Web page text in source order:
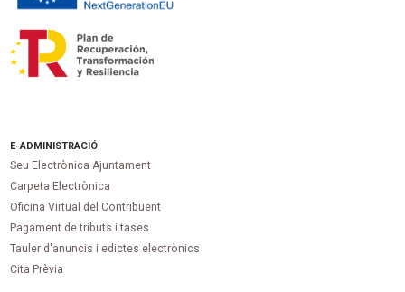
E-ADMINISTRACIÓ
Seu Electrònica Ajuntament
Carpeta Electrònica
Oficina Virtual del Contribuent
Pagament de tributs i tases
Tauler d'anuncis i edictes electrònics
Cita Prèvia